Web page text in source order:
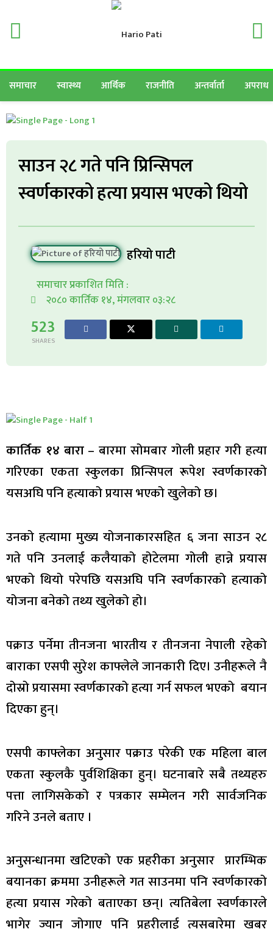
समाचार स्वास्थ्य आर्थिक राजनीति अन्तर्वार्ता अपराध
साउन २८ गते पनि प्रिन्सिपल
स्वर्णकारको हत्या प्रयास भएको थियो
हरियो पाटी
समाचार प्रकाशित मिति :
२०८० कार्तिक १४, मंगलवार ०३:२८
523
SHARES
कार्तिक १४ बारा– बारमा सोमबार गोली प्रहार गरी हत्या
गरिएका एकता स्कुलका प्रिन्सिपल रूपेश स्वर्णकारको
यसअघि पनि हत्याको प्रयास भएको खुलेको छ।
उनको हत्यामा मुख्य योजनाकारसहित ६ जना साउन २८
गते पनि उनलाई कलैयाको होटेलमा गोली हान्ने प्रयास
भएको थियो परेपछि यसअघि पनि स्वर्णकारको हत्याको
योजना बनेको तथ्य खुलेको हो।
पक्राउ पर्नेमा तीनजना भारतीय र तीनजना नेपाली रहेको
बाराका एसपी सुरेश काफ्लेले जानकारी दिए। उनीहरूले नै
दोस्रो प्रयासमा स्वर्णकारको हत्या गर्न सफल भएको बयान
दिएका हुन्।
एसपी काफ्लेका अनुसार पक्राउ परेकी एक महिला बाल
एकता स्कुलकै पुर्वशिक्षिका हुन्। घटनाबारे सबै तथ्यहरु
पत्ता लागिसकेको र पत्रकार सम्मेलन गरी सार्वजनिक
गरिने उनले बताए ।
अनुसन्धानमा खटिएको एक प्रहरीका अनुसार प्रारम्भिक
बयानका क्रममा उनीहरूले गत साउनमा पनि स्वर्णकारको
हत्या प्रयास गरेको बताएका छन्। त्यतिबेला स्वर्णकारले
भागेर ज्यान जोगाए पनि प्रहरीलाई त्यसबारेमा खबर